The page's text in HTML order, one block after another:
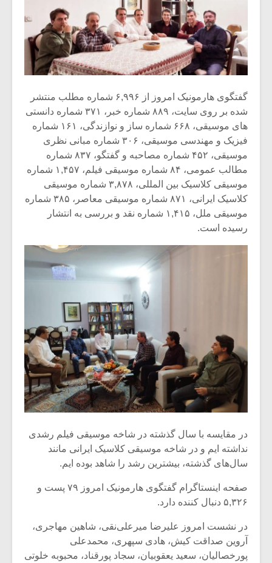
گفتگوی هارمونیک امروز از ۶,۹۹۶ شماره مطلب منتشر
شده بر روی سایت، ۸۸۹ شماره خبر، ۳۷۱ شماره دانستی
های موسیقی، ۶۶۸ شماره ساز و نوازندگی، ۱۶۱ شماره
فیزیک و مهندسی موسیقی، ۳۰۶ شماره مبانی نظری
موسیقی، ۴۵۲ شماره مصاحبه و گفتگو، ۸۳۷ شماره
مطالب عمومی، ۸۴ شماره موسیقی فیلم، ۱,۴۵۷ شماره
موسیقی کلاسیک بین المللی، ۳,۸۷۸ شماره موسیقی
کلاسیک ایرانی، ۸۷۱ شماره موسیقی معاصر، ۳۸۵ شماره
موسیقی ملل، ۱,۴۱۵ شماره نقد و بررسی به انتشار
رسیده است.
در مقایسه با سال گذشته در شاخه موسیقی فیلم رشدی
نداشته ایم و در شاخه موسیقی کلاسیک ایرانی مانند
سال‌های گذشته، بیشترین رشد را شاهد بوده ایم.
صفحه اینستاگرام گفتگوی هارمونیک امروز ۷۹ پست و
۵,۳۲۶ دنبال کننده دارد.
در نشست امروز علیرضا میرعلی‌نقی، شاهین مهاجری،
آروین صداقت کیش، هادی سپهری، محمدعلی
پورخصالیان، سعید یعقوبیان، سجاد پورقناد، محبوبه خلوتی